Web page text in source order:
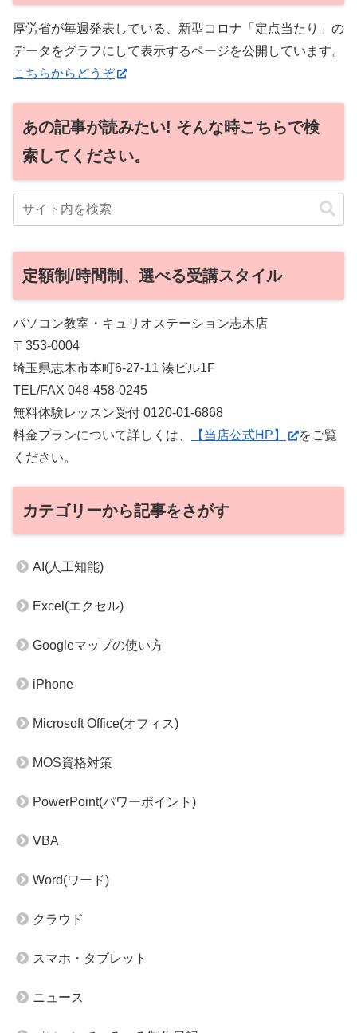
厚労省が毎週発表している、新型コロナ「定点当たり」の
データをグラフにして表示するページを公開しています。
こちらからどうぞ
あの記事が読みたい! そんな時こちらで検
索してください。
定額制/時間制、選べる受講スタイル
パソコン教室・キュリオステーション志木店
〒353-0004
埼玉県志木市本町6-27-11 湊ビル1F
TEL/FAX 048-458-0245
無料体験レッスン受付 0120-01-6868
料金プランについて詳しくは、
【当店公式HP】
をご覧
ください。
カテゴリーから記事をさがす
AI(人工知能)
Excel(エクセル)
Googleマップの使い方
iPhone
Microsoft Office(オフィス)
MOS資格対策
PowerPoint(パワーポイント)
VBA
Word(ワード)
クラウド
スマホ・タブレット
ニュース